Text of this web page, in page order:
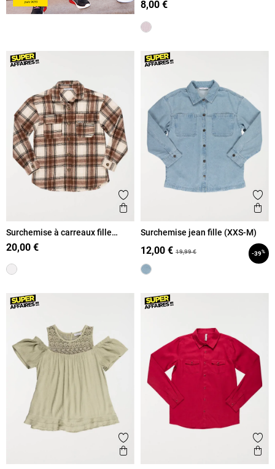
8,00 €
Ajouter aux favoris
Aperçu rapide
Surchemise à carreaux fille
(XXS-M)
20,00 €
Surchemise jean fille (XXS-M)
12,00 € 19,99 € -39%
Ajouter aux favoris
Aperçu rapide